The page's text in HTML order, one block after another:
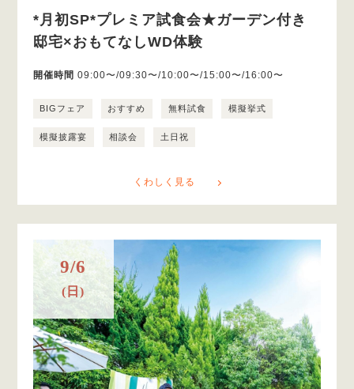
*月初SP*プレミア試食会★ガーデン付き
邸宅×おもてなしWD体験
開催時間 09:00〜/09:30〜/10:00〜/15:00〜/16:00〜
BIGフェア おすすめ 無料試食 模擬挙式
模擬披露宴 相談会 土日祝
くわしく見る
9/6
(日)